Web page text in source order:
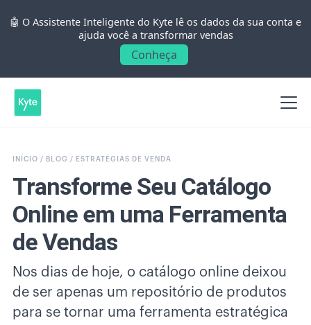
🤖 O Assistente Inteligente do Kyte lê os dados da sua conta e
ajuda você a transformar vendas
Conheça
INÍCIO / BLOG / ESTRATÉGIAS DE VENDA
Transforme Seu Catálogo
Online em uma Ferramenta
de Vendas
Nos dias de hoje, o catálogo online deixou
de ser apenas um repositório de produtos
para se tornar uma ferramenta estratégica